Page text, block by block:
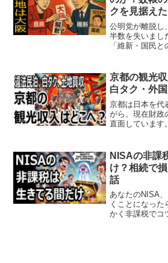
クを見据え
解散」シナ
公明党が離脱し
半数を失いまし
「維新・国民
まり、公明との
全体が政治の“
京都の観光
白タク・外
京都は日本を代
がら、現在財政
直面しています
増えていること
ます。オーバー
NISAの非課
け？相続で
話
あなたのNISA
くことになった
かく非課税でコ